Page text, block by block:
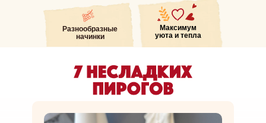
Разнообразные
начинки
Максимум
уюта и тепла